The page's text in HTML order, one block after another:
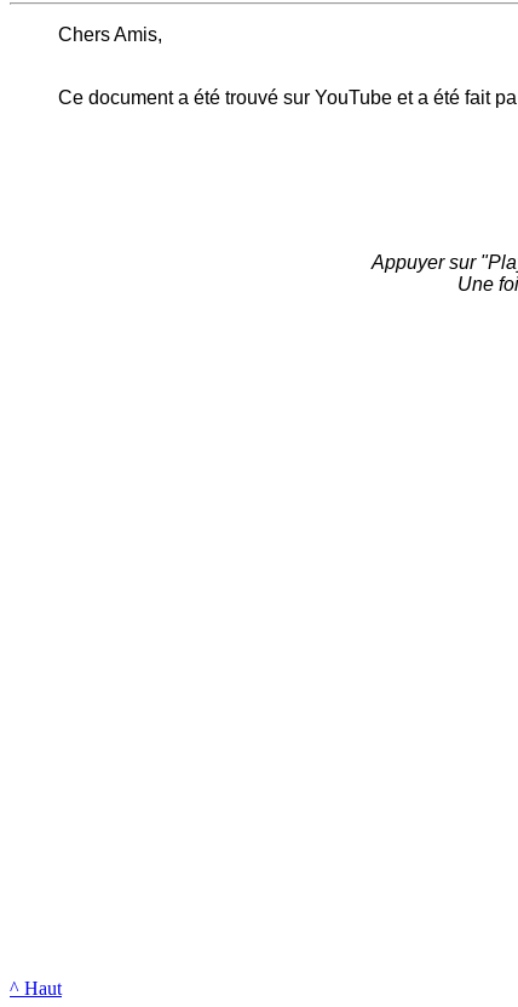
Chers Amis,
Ce document a été trouvé sur YouTube et a été fait
Appuyer sur
Une
^ Haut